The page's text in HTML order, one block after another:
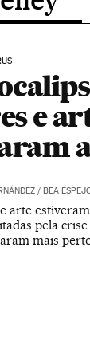
e
/ BEA
arte
pela
mais